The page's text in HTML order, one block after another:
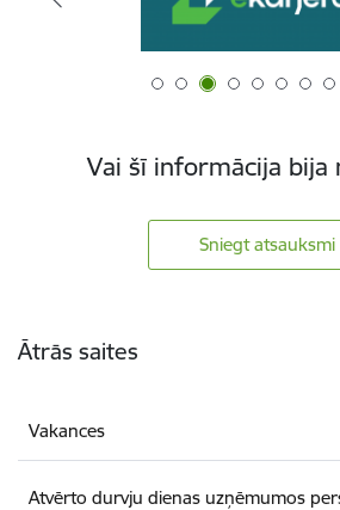
Vai šī informācija bija
Sniegt atsauksmi
Ātrās saites
Vakances
Atvērto durvju dienas uzņēmumos